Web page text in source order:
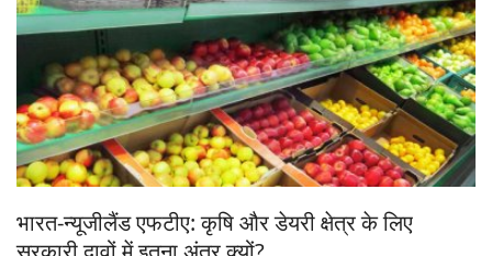
Politics
Magazine
States
भारत-न्यूजीलैंड एफटीए: कृषि और डेयरी क्षेत्र के लिए